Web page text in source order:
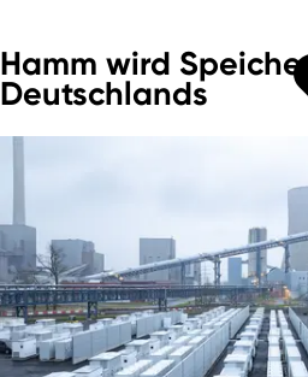
Hamm wird
Deutschlands